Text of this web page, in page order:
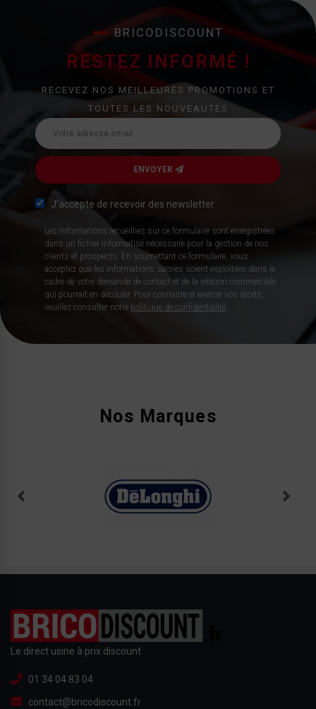
BRICODISCOUNT
RESTEZ INFORMÉ !
RECEVEZ NOS MEILLEURES PROMOTIONS ET
TOUTES LES NOUVEAUTÉS
ENVOYER
J’accepte de recevoir des newsletter
Les informations recueillies sur ce formulaire sont enregistrées
dans un fichier informatisé nécessaire pour la gestion de nos
clients et prospects. En soumettant ce formulaire, vous
acceptez que les informations saisies soient exploitées dans le
cadre de votre demande de contact et de la relation commerciale
qui pourrait en découler. Pour connaitre et exercer vos droits,
veuillez consulter notre politique de confidentialité
Nos Marques
Le direct usine à prix discount
01 34 04 83 04
contact@bricodiscount.fr